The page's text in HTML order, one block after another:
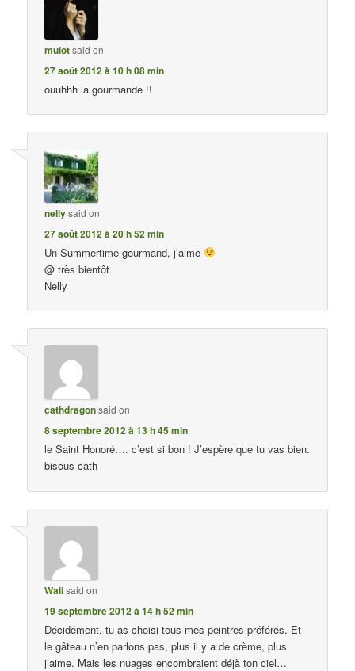
mulotsaid on
27 août 2012 à 10 h 08 min
ouuhhh la gourmande !!
nellysaid on
27 août 2012 à 20 h 52 min
Un Summertime gourmand, j’aime
@ très bientôt
Nelly
cathdragonsaid on
8 septembre 2012 à 13 h 45 min
le Saint Honoré…. c’est si bon ! J’espère que tu vas bien.
bisous cath
Walisaid on
19 septembre 2012 à 14 h 52 min
Décidément, tu as choisi tous mes peintres préférés. Et
le gâteau n’en parlons pas, plus il y a de crème, plus
j’aime. Mais les nuages encombraient déjà ton ciel…